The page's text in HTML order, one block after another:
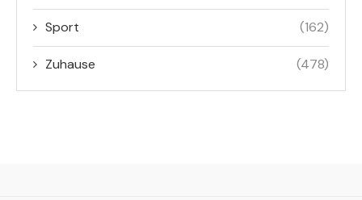
Sport (162)
Zuhause (478)